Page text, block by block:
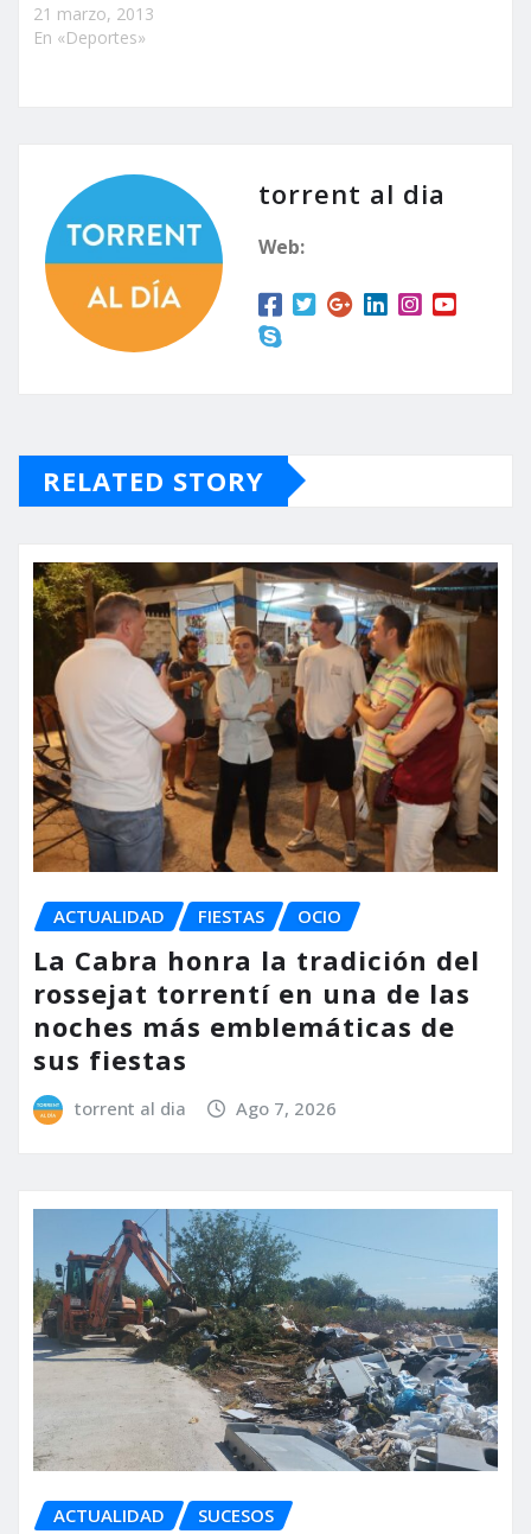
21 marzo, 2013
En «Deportes»
torrent al dia
Web:
RELATED STORY
ACTUALIDAD FIESTAS OCIO
La Cabra honra la tradición del
rossejat torrentí en una de las
noches más emblemáticas de
sus fiestas
torrent al dia Ago 7, 2026
ACTUALIDAD SUCESOS